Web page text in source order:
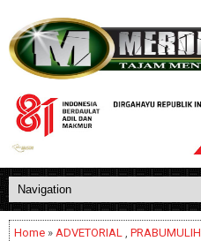
Home » ADVETORIAL , PRABUMULIH